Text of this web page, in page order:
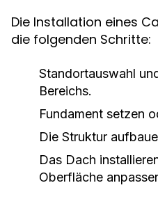
Die Installation eines
die folgenden Schritte:
Standortauswahl
Bereichs.
Fundament setzen
Die Struktur
Das Dach
Oberfläche